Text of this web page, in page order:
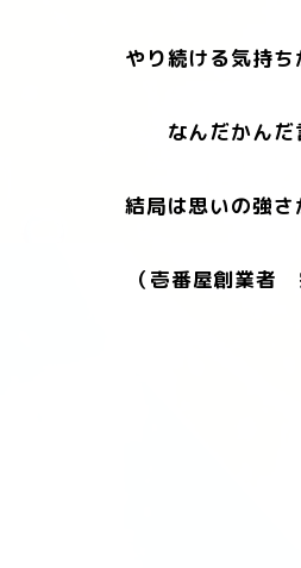
やり続ける気持ち
なんだかんだ
結局は思いの強さ
（壱番屋創業者